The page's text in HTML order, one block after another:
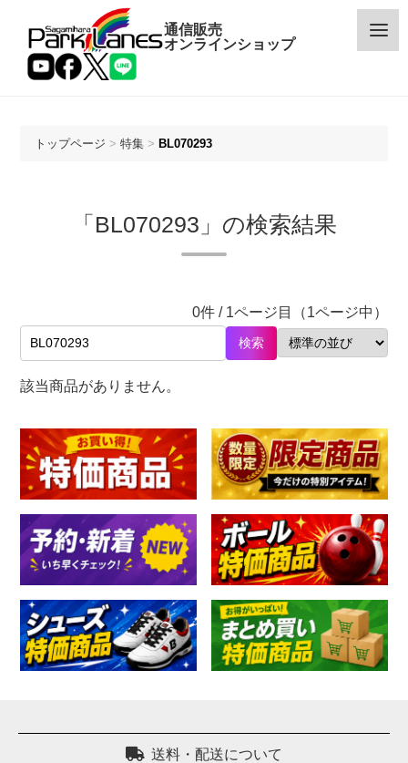
通信販売
オンラインショップ
メーカー
限定商品
特価商品
加工料金表
ご利用ガイド
特定商取引法表記に
個人情報保護方針
サイトポリシー
更新履歴一覧
トップページ > 特集 > BL070293
「BL070293」の検索結果
0件 / 1ページ目（1ページ中）
検索
該当商品がありません。
送料・配送について